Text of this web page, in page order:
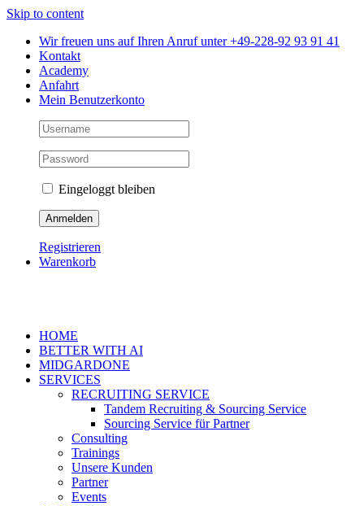
Skip to content
Wir freuen uns auf Ihren Anruf unter +49-228-92 93 91 41
Kontakt
Academy
Anfahrt
Mein Benutzerkonto
Eingeloggt bleiben
Registrieren
Warenkorb
HOME
BETTER WITH AI
MIDGARDONE
SERVICES
RECRUITING SERVICE
Tandem Recruiting & Sourcing Service
Sourcing Service für Partner
Consulting
Trainings
Unsere Kunden
Partner
Events